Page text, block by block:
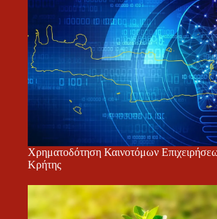
Χρηματοδότηση Καινοτόμων
Κρήτης